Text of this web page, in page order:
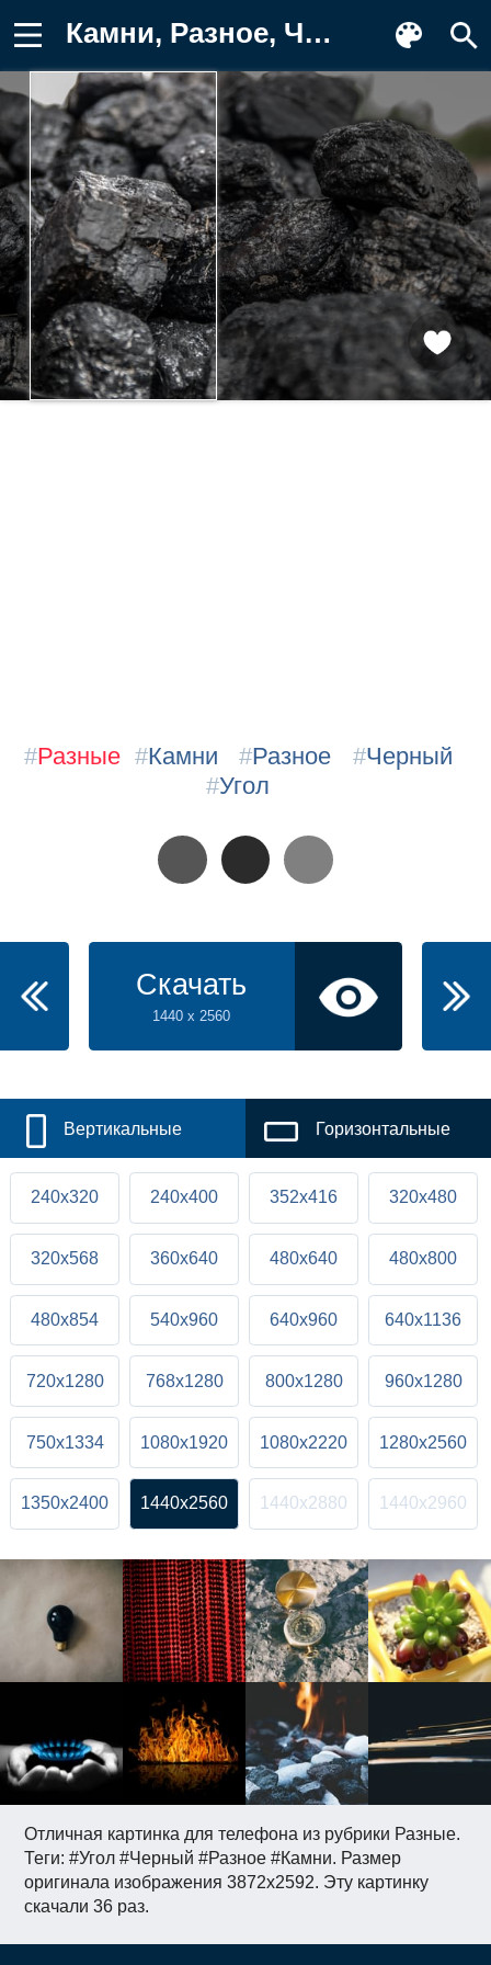
Камни, Разное, Черный, Угол Картинка
Отличная картинка для телефона из рубрики Разные.
Теги: #Угол #Черный #Разное #Камни. Размер
оригинала изображения 3872x2592. Эту картинку
скачали 36 раз.
#Разные #Камни #Разное #Черный
#Угол
Скачать
1440 x 2560
Вертикальные Горизонтальные
240x320 240x400 352x416 320x480
320x568 360x640 480x640 480x800
480x854 540x960 640x960 640x1136
720x1280 768x1280 800x1280 960x1280
750x1334 1080x1920 1080x2220 1280x2560
1350x2400 1440x2560 1440x2880 1440x2960